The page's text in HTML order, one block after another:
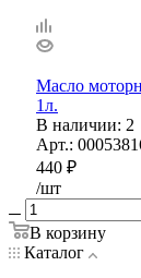
Масло
1л.
В наличии: 2
Арт.:
440 ₽
/шт
В корзину
Каталог